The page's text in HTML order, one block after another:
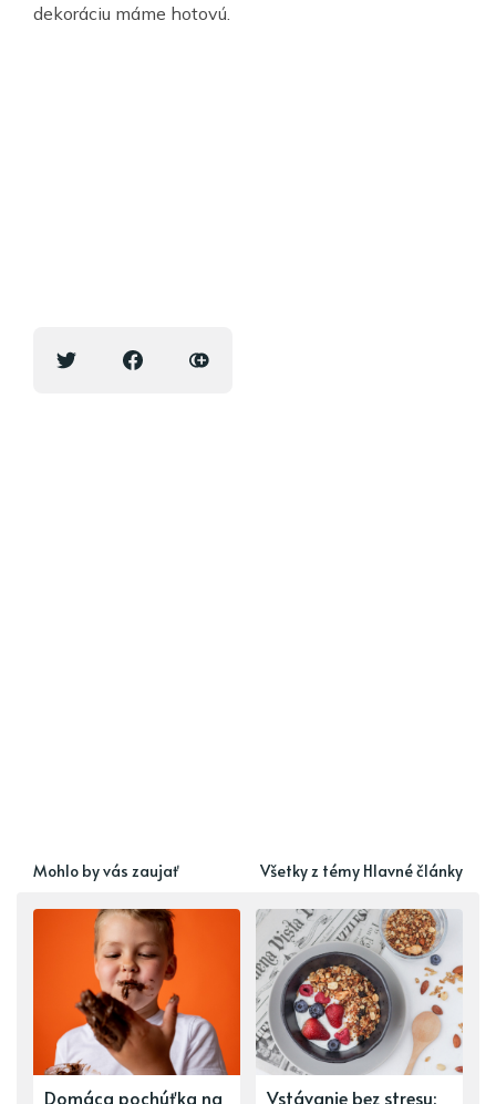
dekoráciu máme hotovú.
Mohlo by vás zaujať Všetky z témy Hlavné články
Domáca pochúťka na Vstávanie bez stresu: